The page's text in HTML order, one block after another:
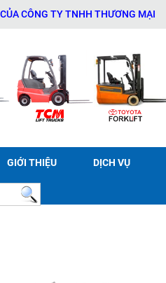
TY TNHH THƯƠNG MẠI DỊCH
GIỚI THIỆU DỊCH VỤ